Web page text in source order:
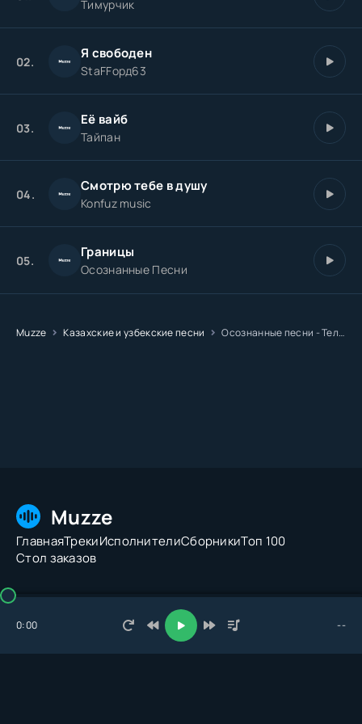
Тимурчик
02. Я свободен
StaFFорд63
03. Её вайб
Тайпан
04. Смотрю тебе в душу
Konfuz music
05. Границы
Осознанные Песни
Muzze Казахские и узбекские песни Осознанные песни - Тело мой дом
Muzze
ГлавнаяТрекиИсполнителиСборникиТоп 100
Стол заказов
© 2026 Muzze.net. Все права защищены. Администрация:
0:00 --